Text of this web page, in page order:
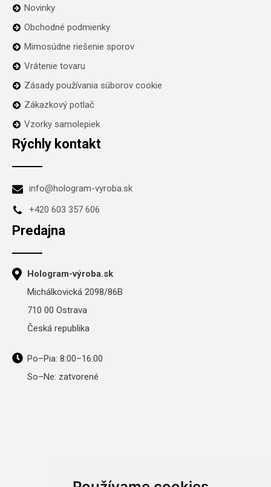
Novinky
Obchodné podmienky
Mimosúdne riešenie sporov
Vrátenie tovaru
Zásady používania súborov cookie
Zákazkový potlač
Vzorky samolepiek
Rýchly kontakt
info@hologram-vyroba.sk
+420 603 357 606
Predajna
Hologram-výroba.sk
Michálkovická 2098/86B
710 00 Ostrava
Česká republika
Po–Pia: 8:00–16:00
So–Ne: zatvorené